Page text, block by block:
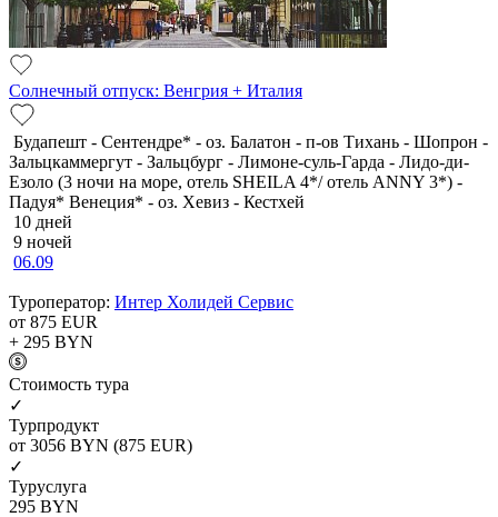
Солнечный отпуск: Венгрия + Италия
Будапешт - Сентендре* - оз. Балатон - п-ов Тихань - Шопрон -
Зальцкаммергут - Зальцбург - Лимоне-суль-Гарда - Лидо-ди-
Езоло (3 ночи на море, отель SHEILA 4*/ отель ANNY 3*) -
Падуя* Венеция* - оз. Хевиз - Кестхей
10 дней
9 ночей
06.09
Туроператор: Интер Холидей Сервис
от 875 EUR
+ 295 BYN
Cтоимость тура
✓
Турпродукт
от 3056 BYN (875 EUR)
✓
Туруслуга
295 BYN